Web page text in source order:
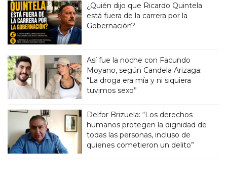
¿Quién dijo que Ricardo Quintela
está fuera de la carrera por la
Gobernación?
Así fue la noche con Facundo
Moyano, según Candela Arizaga:
“La droga era mía y ni siquiera
tuvimos sexo”
Delfor Brizuela: “Los derechos
humanos protegen la dignidad de
todas las personas, incluso de
quienes cometieron un delito”